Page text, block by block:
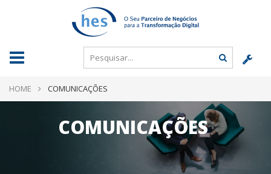
HOME COMUNICAÇÕES
COMUNICAÇÕES